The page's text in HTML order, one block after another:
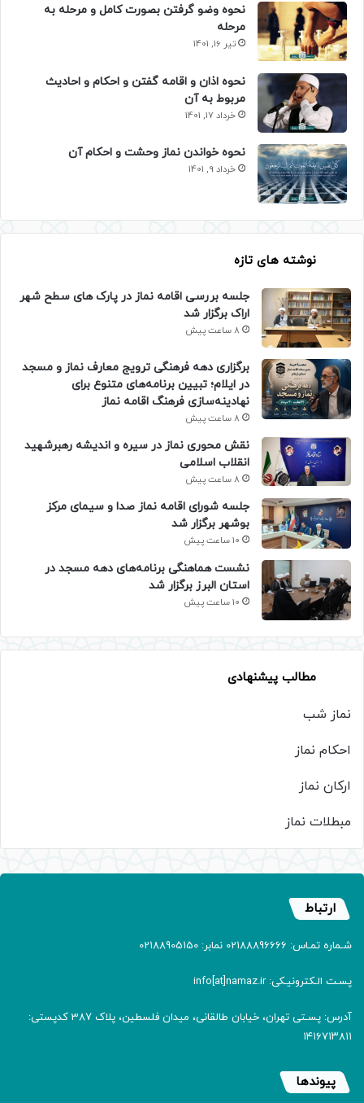
نحوه وضو گرفتن بصورت کامل و مرحله به
مرحله
تیر 16, 1401
نحوه اذان و اقامه گفتن و احکام و احادیث
مربوط به آن
خرداد 17, 1401
نحوه خواندن نماز وحشت و احکام آن
خرداد 9, 1401
نوشته های تازه
جلسه بررسی اقامه نماز در پارک های سطح شهر
اراک برگزار شد
8 ساعت پیش
برگزاری دهه فرهنگی ترویج معارف نماز و مسجد
در ایلام؛ تبیین برنامه‌های متنوع برای
نهادینه‌سازی فرهنگ اقامه نماز
8 ساعت پیش
نقش محوری نماز در سیره و اندیشه رهبرشهید
انقلاب اسلامی
8 ساعت پیش
جلسه شورای اقامه نماز صدا و سیمای مرکز
بوشهر برگزار شد
10 ساعت پیش
نشست هماهنگی برنامه‌های دهه مسجد در
استان البرز برگزار شد
10 ساعت پیش
مطالب پیشنهادی
نماز شب
احکام نماز
ارکان نماز
مبطلات نماز
ارتباط
شـماره تمـاس: 02188896666 نمابر: 02188905150
پسـت الـکترونیـکی: info[at]namaz.ir
آدرس: پسـتی تهران، خیابان طالقانی، میدان فلسطین، پلاک 387 کدپستی:
۱۴۱۶۷۱۳۸۱۱
پیوندها